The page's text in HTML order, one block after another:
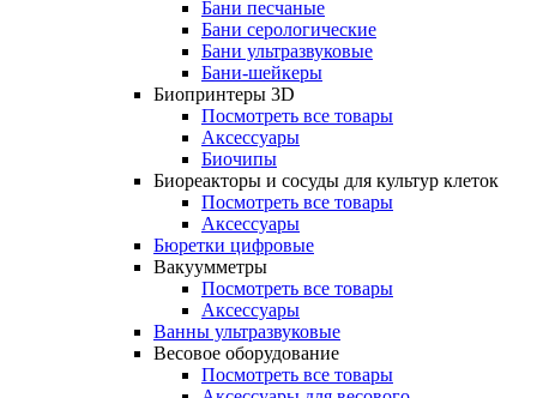
Бани песчаные
Бани серологические
Бани ультразвуковые
Бани-шейкеры
Биопринтеры 3D
Посмотреть все товары
Аксессуары
Биочипы
Биореакторы и сосуды для культур клеток
Посмотреть все товары
Аксессуары
Бюретки цифровые
Вакуумметры
Посмотреть все товары
Аксессуары
Ванны ультразвуковые
Весовое оборудование
Посмотреть все товары